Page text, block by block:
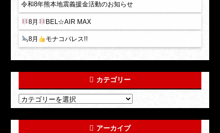
令和8年熊本地震義援金活動のお知らせ
8月 BEL☆AIR MAX
8月 モナコパレス!!
カテゴリー
アーカイブ